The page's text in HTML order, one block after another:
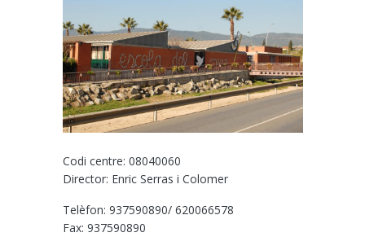
Codi centre: 08040060
Director: Enric Serras i Colomer
Telèfon: 937590890/ 620066578
Fax: 937590890